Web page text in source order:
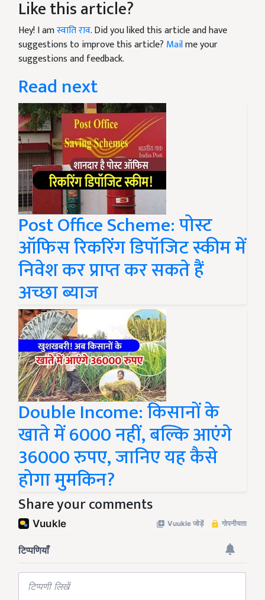
Like this article?
Hey! I amस्वाति राव. Did you liked this article and have
suggestions to improve this article? Mailme your
suggestions and feedback.
Read next
Post Office Scheme: पोस्ट
ऑफिस रिकरिंग डिपॉजिट स्कीम में
निवेश कर प्राप्त कर सकते हैं
अच्छा ब्याज
Double Income: किसानों के
खाते में 6000 नहीं, बल्कि आएंगे
36000 रुपए, जानिए यह कैसे
होगा मुमकिन?
Share your comments